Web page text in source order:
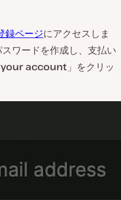
録ページにアクセスしま
ワードを作成し、支払い
account 」をクリッ